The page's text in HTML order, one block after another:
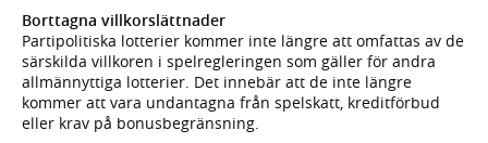
Borttagna villkorslättnader
Partipolitiska lotterier kommer inte längre att omfattas av de
särskilda villkoren i spelregleringen som gäller för andra
allmännyttiga lotterier. Det innebär att de inte längre
kommer att vara undantagna från spelskatt, kreditförbud
eller krav på bonusbegränsning.